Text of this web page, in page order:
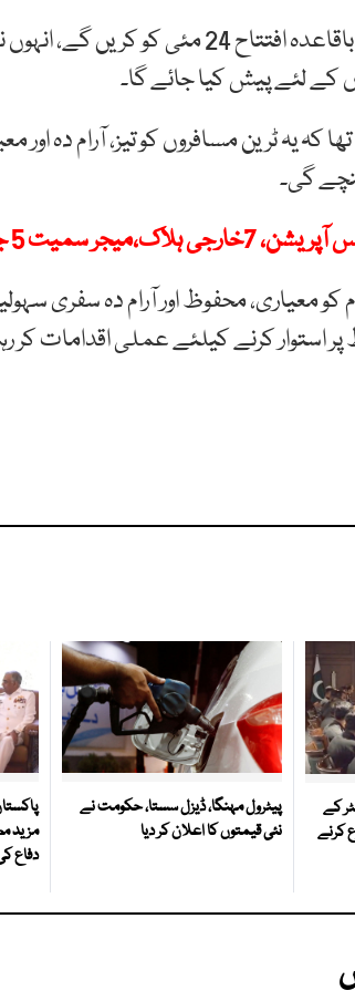
وزیر ریلوے ٹرین کا باقاعدہ
کے لئے پیش کیا جائے گا۔
کہ یہ ٹرین مسافروں کو تیز، آرام دہ
گی۔
سمیت 5 جوان شہید
کو معیاری، محفوظ اور آرام دہ سفری
استوار کرنے کیلئے عملی اقدامات کر
کے
کرنے
پیٹرول مہنگا، ڈیزل سستا، حکومت نے
نئی قیمتوں کا اعلان کر دیا
مزید
دفاع